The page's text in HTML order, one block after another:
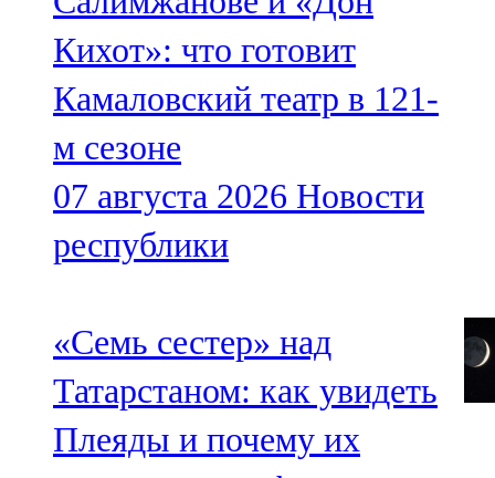
Кихот»: что готовит
Камаловский театр в 121-
м сезоне
07 августа 2026 Новости
республики
«Семь сестер» над
Татарстаном: как увидеть
Плеяды и почему их